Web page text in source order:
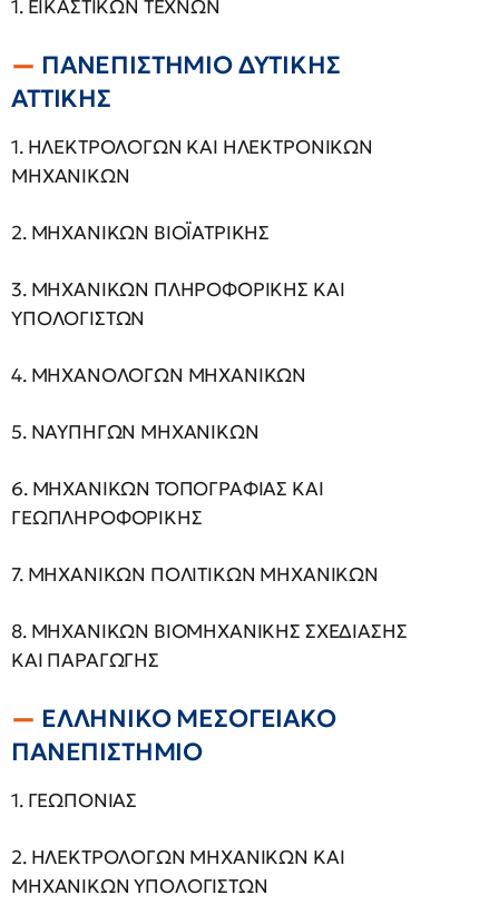
1. ΕΙΚΑΣΤΙΚΩΝ ΤΕΧΝΩΝ
ΠΑΝΕΠΙΣΤΗΜΙΟ ΔΥΤΙΚΗΣ
ΑΤΤΙΚΗΣ
1. ΗΛΕΚΤΡΟΛΟΓΩΝ ΚΑΙ ΗΛΕΚΤΡΟΝΙΚΩΝ
ΜΗΧΑΝΙΚΩΝ
2. ΜΗΧΑΝΙΚΩΝ ΒΙΟΪΑΤΡΙΚΗΣ
3. ΜΗΧΑΝΙΚΩΝ ΠΛΗΡΟΦΟΡΙΚΗΣ ΚΑΙ
ΥΠΟΛΟΓΙΣΤΩΝ
4. ΜΗΧΑΝΟΛΟΓΩΝ ΜΗΧΑΝΙΚΩΝ
5. ΝΑΥΠΗΓΩΝ ΜΗΧΑΝΙΚΩΝ
6. ΜΗΧΑΝΙΚΩΝ ΤΟΠΟΓΡΑΦΙΑΣ ΚΑΙ
ΓΕΩΠΛΗΡΟΦΟΡΙΚΗΣ
7. ΜΗΧΑΝΙΚΩΝ ΠΟΛΙΤΙΚΩΝ ΜΗΧΑΝΙΚΩΝ
8. ΜΗΧΑΝΙΚΩΝ ΒΙΟΜΗΧΑΝΙΚΗΣ ΣΧΕΔΙΑΣΗΣ
ΚΑΙ ΠΑΡΑΓΩΓΗΣ
ΕΛΛΗΝΙΚΟ ΜΕΣΟΓΕΙΑΚΟ
ΠΑΝΕΠΙΣΤΗΜΙΟ
1. ΓΕΩΠΟΝΙΑΣ
2. ΗΛΕΚΤΡΟΛΟΓΩΝ ΜΗΧΑΝΙΚΩΝ ΚΑΙ
ΜΗΧΑΝΙΚΩΝ ΥΠΟΛΟΓΙΣΤΩΝ